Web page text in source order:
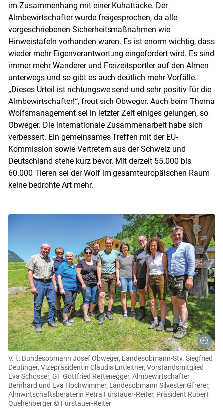
im Zusammenhang mit einer Kuhattacke. Der
Almbewirtschafter wurde freigesprochen, da alle
vorgeschriebenen Sicherheitsmaßnahmen wie
Hinweistafeln vorhanden waren. Es ist enorm wichtig, dass
wieder mehr Eigenverantwortung eingefordert wird. Es sind
immer mehr Wanderer und Freizeitsportler auf den Almen
unterwegs und so gibt es auch deutlich mehr Vorfälle.
„Dieses Urteil ist richtungsweisend und sehr positiv für die
Almbewirtschafter!“, freut sich Obweger. Auch beim Thema
Wolfsmanagement sei in letzter Zeit einiges gelungen, so
Obweger. Die internationale Zusammenarbeit habe sich
verbessert. Ein gemeinsames Treffen mit der EU-
Kommission sowie Vertretern aus der Schweiz und
Deutschland stehe kurz bevor. Mit derzeit 55.000 bis
60.000 Tieren sei der Wolf im gesamteuropäischen Raum
keine bedrohte Art mehr.
V. l.: Bundesobmann Josef Obweger, Landesobmann-Stv. Siegfried
Deutinger, Vizepräsidentin Claudia Entleitner, Vorstandsmitglied
Eva Schösser, GF Gottfried Rettenegger, Almbewirtschafter
Bernhard und Eva Hochwimmer, Landesobmann Silvester Gfrerer,
Almwirtschaftsberaterin Petra Fürstauer-Reiter, Präsident Rupert
Quehenberger © Fürstauer-Reiter